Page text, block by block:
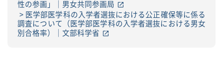
性の参画」｜男女共同参画局
医学部医学科の入学者選抜における公正確保等に係る
調査について（医学部医学科の入学者選抜における男女
別合格率）｜文部科学省